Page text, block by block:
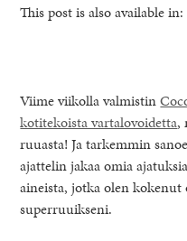
This post is also available in:
Viime viikolla valmistin
kotitekoista vartalovoidetta,
ruuasta! Ja tarkemmin
ajattelin jakaa omia
aineista, jotka olen kokenut
superruuikseni.